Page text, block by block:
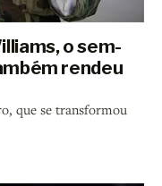
o sem-
rendeu
que se transformou